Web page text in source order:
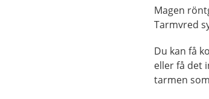
Magen
Tarmvred
Du kan få
eller få det
tarmen